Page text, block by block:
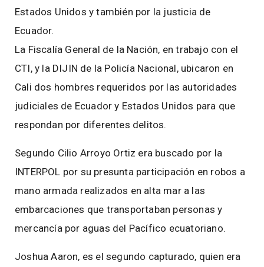
Estados Unidos y también por la justicia de
Ecuador.
La Fiscalía General de la Nación, en trabajo con el
CTI, y la DIJIN de la Policía Nacional, ubicaron en
Cali dos hombres requeridos por las autoridades
judiciales de Ecuador y Estados Unidos para que
respondan por diferentes delitos.
Segundo Cilio Arroyo Ortiz era buscado por la
INTERPOL por su presunta participación en robos a
mano armada realizados en alta mar a las
embarcaciones que transportaban personas y
mercancía por aguas del Pacífico ecuatoriano.
Joshua Aaron, es el segundo capturado, quien era